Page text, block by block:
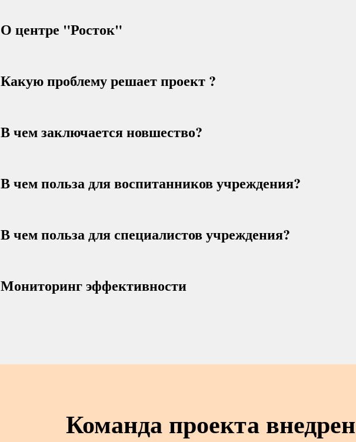
О центре "Росток"
Какую проблему решает проект ?
В чем заключается новшество?
В чем польза для воспитанников учреждения?
В чем польза для специалистов учреждения?
Мониторинг эффективности
Команда проекта